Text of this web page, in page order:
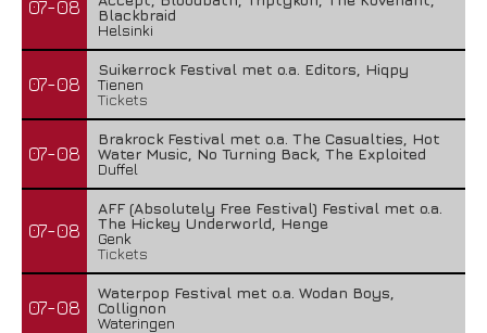
07-08
Blackbraid
Helsinki
07-08
Suikerrock Festival met o.a. Editors, Hiqpy
Tienen
Tickets
07-08
Brakrock Festival met o.a. The Casualties, Hot
Water Music, No Turning Back, The Exploited
Duffel
07-08
AFF (Absolutely Free Festival) Festival met o.a.
The Hickey Underworld, Henge
Genk
Tickets
07-08
Waterpop Festival met o.a. Wodan Boys,
Collignon
Wateringen